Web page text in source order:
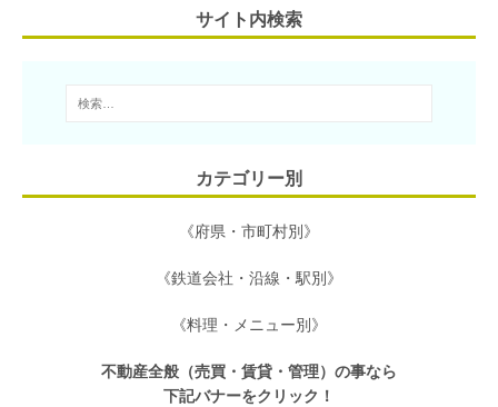
サイト内検索
カテゴリー別
《府県・市町村別》
《鉄道会社・沿線・駅別》
《料理・メニュー別》
不動産全般（売買・賃貸・管理）の事なら
下記バナーをクリック！